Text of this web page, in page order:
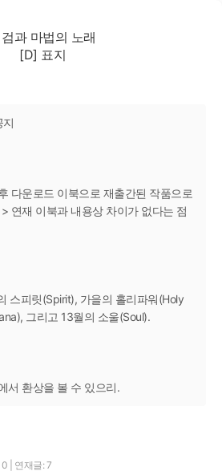
다운로드 이북으로 재출간된 작품으로
연재 이북과 내용상 차이가 없다는 점
스피릿(Spirit), 가을의 홀리파워(Holy
그리고 13월의 소울(Soul).
서 환상을 볼 수 있으리.
0 연재글: 7